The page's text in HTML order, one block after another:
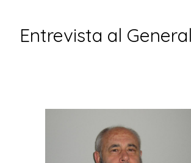
Entrevista al